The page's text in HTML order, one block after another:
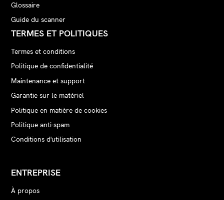
Glossaire
Guide du scanner
TERMES ET POLITIQUES
Termes et conditions
Politique de confidentialité
Maintenance et support
Garantie sur le matériel
Politique en matière de cookies
Politique anti-spam
Conditions d'utilisation
ENTREPRISE
À propos